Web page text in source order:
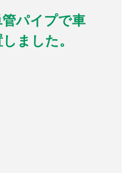
パイプで車
ました。